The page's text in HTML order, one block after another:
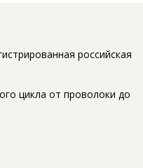
российская
цикла от проволоки до